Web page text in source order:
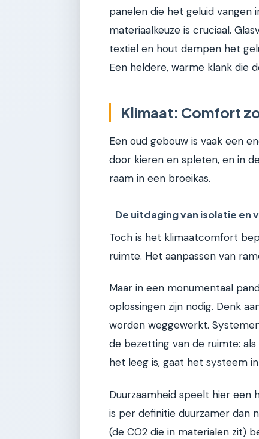
panelen die het geluid vangen
materiaalkeuze is cruciaal.
textiel en hout dempen het
Een heldere, warme klank die
Klimaat: Comfort
Een oud gebouw is vaak een
door kieren en spleten, en in
raam in een broeikas.
De uitdaging van isolatie en
Toch is het klimaatcomfort
ruimte. Het aanpassen van
Maar in een monumentaal
oplossingen zijn nodig. Denk
worden weggewerkt.
de bezetting van de ruimte:
het leeg is, gaat het systeem
Duurzaamheid speelt hier een
is per definitie duurzamer dan
(de CO2 die in materialen zit)